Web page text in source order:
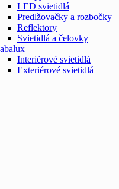
LED svietidlá
Predlžovačky a rozbočky
Reflektory
Svietidlá a čelovky
Interiérové svietidlá
Exteriérové svietidlá